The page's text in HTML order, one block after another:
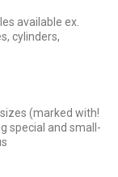
available ex
cylinders,
(marked with
special and small-